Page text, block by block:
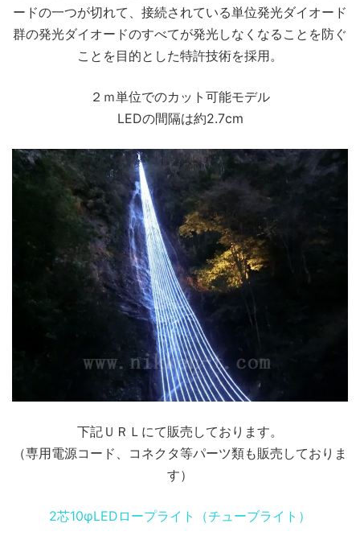
ードの一つが切れて、接続されている単位発光ダイオード
群の発光ダイオードのすべてが発光しなくなることを防ぐ
ことを目的とした特許技術を採用。
２ｍ単位でのカット可能モデル
LEDの間隔は約2.7cm
下記ＵＲＬにて販売しております。
（専用電源コード、コネクタ等パーツ類も販売しておりま
す）
2芯10φLEDロープライト（チューブライト）